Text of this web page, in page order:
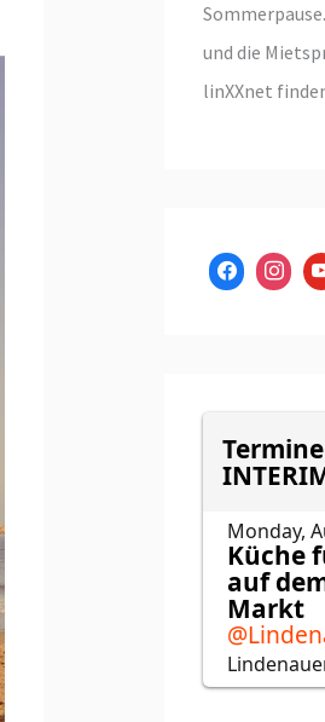
und die
linXXnet